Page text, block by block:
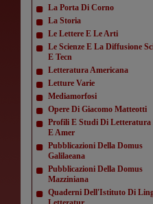
La Porta Di Corno
La Storia
Le Lettere E Le Arti
Le Scienze E La Diffusione
E Tecn
Letteratura Americana
Letture Varie
Mediamorfosi
Opere Di Giacomo Matteotti
Profili E Studi Di Letteratura
E Amer
Pubblicazioni Della Domus
Galilaeana
Pubblicazioni Della Domus
Mazziniana
Quaderni Dell'Istituto Di